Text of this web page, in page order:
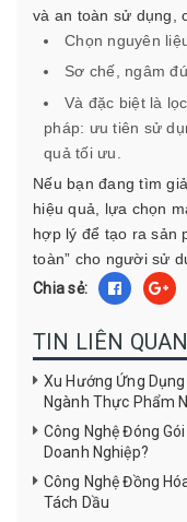
và an toàn sử dụng,
Chọn nguyên
Sơ chế, ngâm
Và đặc biệt là
pháp: ưu tiên sử
quả tối ưu.
Nếu bạn đang tìm
hiệu quả, lựa chọn
hợp lý để tạo ra sản
toàn” cho người sử
Chia sẻ:
TIN LIÊN QUAN
Xu Hướng Ứng
Ngành Thực Phẩm
Công Nghệ Đóng
Doanh Nghiệp?
Công Nghệ Đồng
Tách Dầu